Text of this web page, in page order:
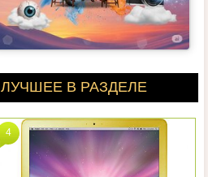
ЛУЧШЕЕ В РАЗДЕЛЕ
4